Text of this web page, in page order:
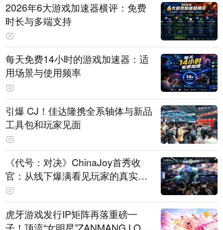
2026年6大游戏加速器横评：免费
时长与多端支持
每天免费14小时的游戏加速器：适
用场景与使用频率
引爆 CJ！佳达隆携全系轴体与新品
工具包和玩家见面
《代号：对决》ChinaJoy首秀收
官：从线下爆满看见玩家的真实期
待
虎牙游戏发行IP矩阵再落重磅一